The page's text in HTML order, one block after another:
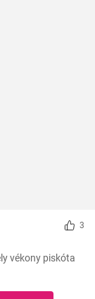
3
vékony piskóta